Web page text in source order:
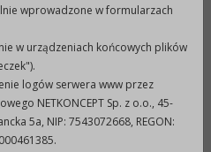
dla organizacji
działalność w
dnia 24 kwietnia 2003r. o
i wolontariacie (Dz.
wprowadzone w formularzach
w urządzeniach końcowych plików
logów serwera www przez
NETKONCEPT Sp. z o.o., 45-
5a, NIP: 7543072668, REGON: